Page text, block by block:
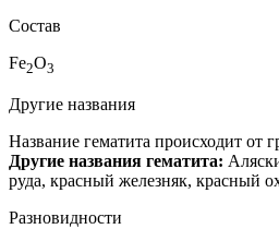
Состав
Fe2O3
Другие названия
Название гематита происходит от
Другие названия гематита:
руда, красный железняк, красный
Разновидности